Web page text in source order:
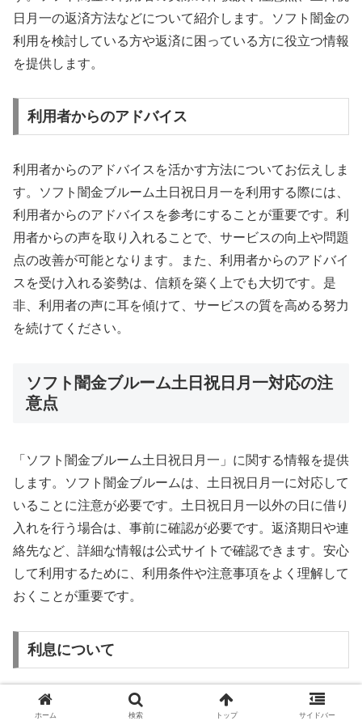
日月一の返済方法などについて紹介します。ソフト闇金の
利用を検討している方や返済に困っている方に役立つ情報
を提供します。
利用者からのアドバイス
利用者からのアドバイスを活かす方法についてお伝えしま
す。ソフト闇金ブルーム土日祝日月一を利用する際には、
利用者からのアドバイスを参考にすることが重要です。利
用者からの声を取り入れることで、サービスの向上や問題
点の改善が可能となります。また、利用者からのアドバイ
スを受け入れる姿勢は、信頼を築く上でも大切です。是
非、利用者の声に耳を傾けて、サービスの質を高める努力
を続けてください。
ソフト闇金ブルーム土日祝日月一対応の注
意点
「ソフト闇金ブルーム土日祝日月一」に関する情報を提供
します。ソフト闇金ブルームは、土日祝日月一に対応して
いることに注意が必要です。土日祝日月一以外の日に借り
入れを行う場合は、事前に確認が必要です。返済期日や連
絡先など、詳細な情報は公式サイトで確認できます。安心
して利用するために、利用条件や注意事項をよく理解して
おくことが重要です。
利息について
利息についての詳細な解説をいたします。ソフト闇金ブル
ホーム 検索 トップ サイドバー